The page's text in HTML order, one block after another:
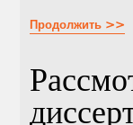
Продолжить >>